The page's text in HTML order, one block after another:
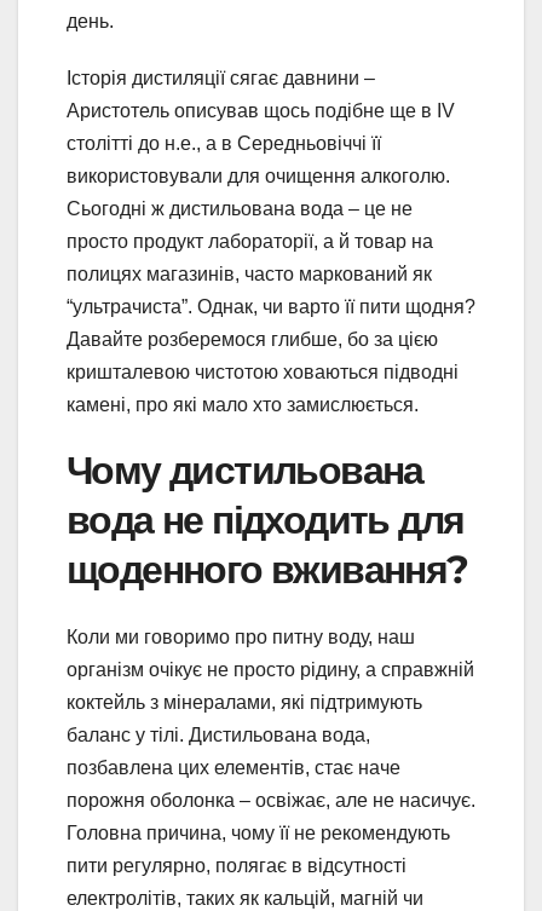
день.
Історія дистиляції сягає давнини –
Аристотель описував щось подібне ще в IV
столітті до н.е., а в Середньовіччі її
використовували для очищення алкоголю.
Сьогодні ж дистильована вода – це не
просто продукт лабораторії, а й товар на
полицях магазинів, часто маркований як
“ультрачиста”. Однак, чи варто її пити щодня?
Давайте розберемося глибше, бо за цією
кришталевою чистотою ховаються підводні
камені, про які мало хто замислюється.
Чому дистильована
вода не підходить для
щоденного вживання?
Коли ми говоримо про питну воду, наш
організм очікує не просто рідину, а справжній
коктейль з мінералами, які підтримують
баланс у тілі. Дистильована вода,
позбавлена цих елементів, стає наче
порожня оболонка – освіжає, але не насичує.
Головна причина, чому її не рекомендують
пити регулярно, полягає в відсутності
електролітів, таких як кальцій, магній чи